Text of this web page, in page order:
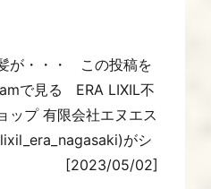
が・・・ この投稿を
で見る ERA LIXIL不
ップ 有限会社エヌエス
がシ
[2023/05/02]